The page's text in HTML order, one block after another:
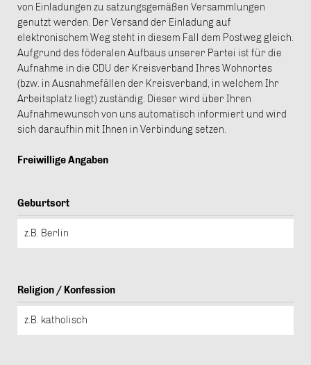
von Einladungen zu satzungsgemäßen Versammlungen
genutzt werden. Der Versand der Einladung auf
elektronischem Weg steht in diesem Fall dem Postweg gleich.
Aufgrund des föderalen Aufbaus unserer Partei ist für die
Aufnahme in die CDU der Kreisverband Ihres Wohnortes
(bzw. in Ausnahmefällen der Kreisverband, in welchem Ihr
Arbeitsplatz liegt) zuständig. Dieser wird über Ihren
Aufnahmewunsch von uns automatisch informiert und wird
sich daraufhin mit Ihnen in Verbindung setzen.
Freiwillige Angaben
Geburtsort
Religion / Konfession